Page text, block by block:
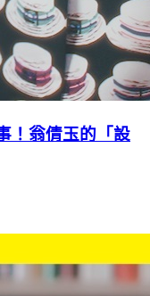
！翁倩玉的「設